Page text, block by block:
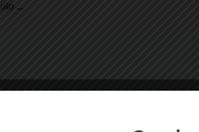
...
i dettagli dell'utente